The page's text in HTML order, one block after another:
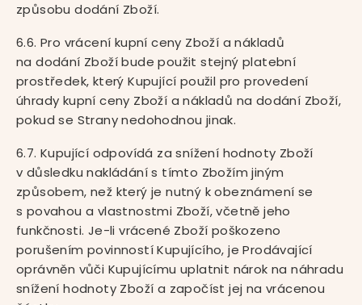
způsobu dodání Zboží.
6.6. Pro vrácení kupní ceny Zboží a nákladů
na dodání Zboží bude použit stejný platební
prostředek, který Kupující použil pro provedení
úhrady kupní ceny Zboží a nákladů na dodání Zboží,
pokud se Strany nedohodnou jinak.
6.7. Kupující odpovídá za snížení hodnoty Zboží
v důsledku nakládání s tímto Zbožím jiným
způsobem, než který je nutný k obeznámení se
s povahou a vlastnostmi Zboží, včetně jeho
funkčnosti. Je-li vrácené Zboží poškozeno
porušením povinností Kupujícího, je Prodávající
oprávněn vůči Kupujícímu uplatnit nárok na náhradu
snížení hodnoty Zboží a započíst jej na vrácenou